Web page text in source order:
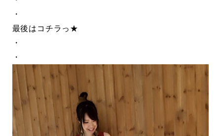
・
最後はコチラっ★
・
・